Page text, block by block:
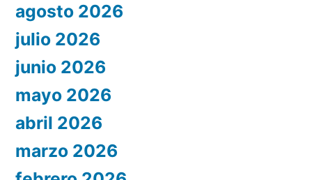
agosto 2026
julio 2026
junio 2026
mayo 2026
abril 2026
marzo 2026